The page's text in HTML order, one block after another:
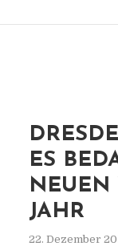
ES
NEUEN
JAHR
22. Dezember